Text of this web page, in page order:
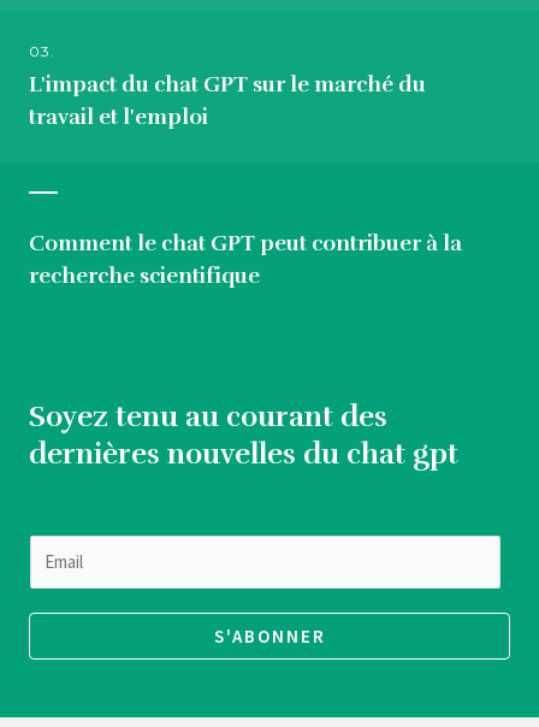
03.
L'impact du chat GPT sur le marché du
travail et l'emploi
Comment le chat GPT peut contribuer à la
recherche scientifique
Soyez tenu au courant des
dernières nouvelles du chat gpt
m
a
*
S'ABONNER